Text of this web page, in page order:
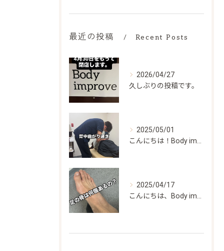
最近の投稿 Recent Posts
2026/04/27
久しぶりの投稿です。
2025/05/01
2025/04/17